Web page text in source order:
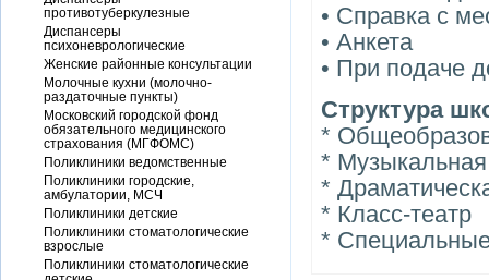
• Справка с
• Анкета
• При подаче
Структура
*
*
*
* Класс-театр
*
противотуберкулезные
Диспансеры
психоневрологические
Женские районные консультации
Молочные кухни (молочно-
раздаточные пункты)
Московский городской фонд
обязательного медицинского
страхования (МГФОМС)
Поликлиники ведомственные
Поликлиники городские,
амбулатории, МСЧ
Поликлиники детские
Поликлиники стоматологические
взрослые
Поликлиники стоматологические